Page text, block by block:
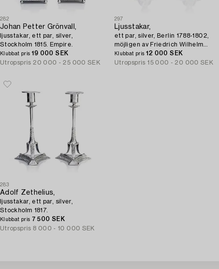
282
Johan Petter Grönvall,
ljusstakar, ett par, silver,
Stockholm 1815. Empire.
Klubbat pris 19 000 SEK
Utropspris 20 000 - 25 000 SEK
297
Ljusstakar,
ett par, silver, Berlin 1788-1802,
möjligen av Friedrich Wilhelm
Krause. Rokoko.
Klubbat pris 12 000 SEK
Utropspris 15 000 - 20 000 SEK
283
Adolf Zethelius,
ljusstakar, ett par, silver,
Stockholm 1817.
Klubbat pris 7 500 SEK
Utropspris 8 000 - 10 000 SEK